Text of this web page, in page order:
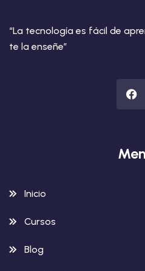
“La tecnología es fácil de
te la enseñe”
Inicio
Cursos
Blog